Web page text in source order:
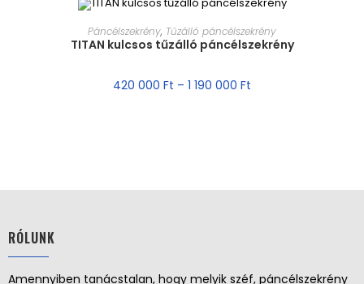
MÉRET VÁLASZTÁSA
Páncélszekrény, Tűzálló páncélszekrény
TITAN kulcsos tűzálló páncélszekrény
420 000 Ft – 1 190 000 Ft
RÓLUNK
Amennyiben tanácstalan, hogy melyik széf, páncélszekrény